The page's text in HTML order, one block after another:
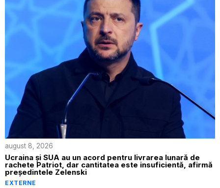
august 8, 2026
Ucraina și SUA au un acord pentru livrarea lunară de
rachete Patriot, dar cantitatea este insuficientă, afirmă
președintele Zelenski
EXTERNE